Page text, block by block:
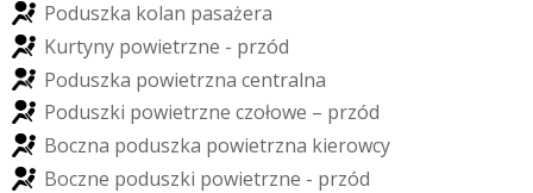
Poduszka kolan pasażera
Kurtyny powietrzne - przód
Poduszka powietrzna centralna
Poduszki powietrzne czołowe – przód
Boczna poduszka powietrzna kierowcy
Boczne poduszki powietrzne - przód